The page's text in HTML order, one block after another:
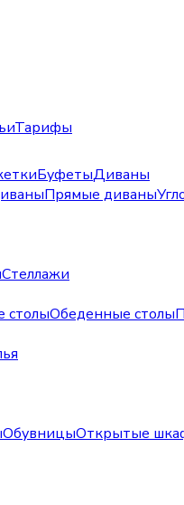
Тарифы
БуфетыДиваны
Прямые диваны
Стеллажи
столыОбеденные столы
ОбувницыОткрытые